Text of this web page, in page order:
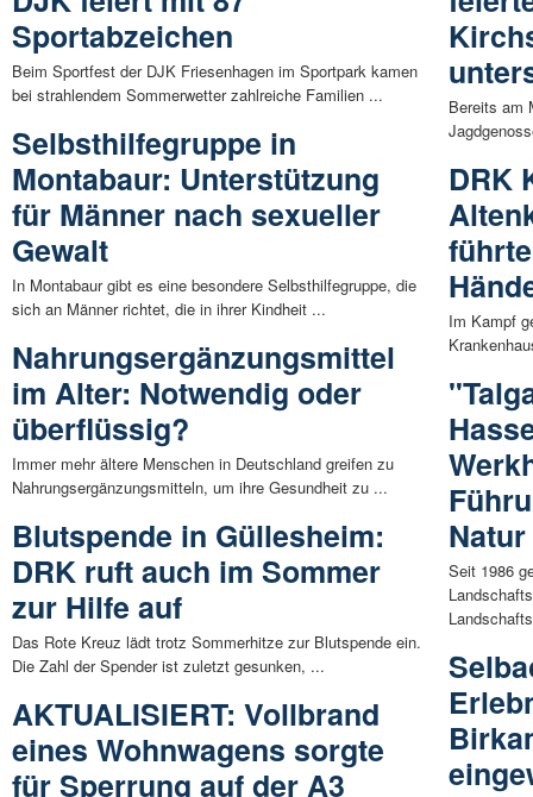
Sportabzeichen
Beim Sportfest der DJK Friesenhagen im Sportpark kamen
bei strahlendem Sommerwetter zahlreiche Familien ...
Selbsthilfegruppe in
Montabaur: Unterstützung
für Männer nach sexueller
Gewalt
In Montabaur gibt es eine besondere Selbsthilfegruppe, die
sich an Männer richtet, die in ihrer Kindheit ...
Nahrungsergänzungsmittel
im Alter: Notwendig oder
überflüssig?
Immer mehr ältere Menschen in Deutschland greifen zu
Nahrungsergänzungsmitteln, um ihre Gesundheit zu ...
Blutspende in Güllesheim:
DRK ruft auch im Sommer
zur Hilfe auf
Das Rote Kreuz lädt trotz Sommerhitze zur Blutspende ein.
Die Zahl der Spender ist zuletzt gesunken, ...
AKTUALISIERT: Vollbrand
eines Wohnwagens sorgte
für Sperrung auf der A3
Bereits am
DRK
Im Kampf
Natur
Seit 1986